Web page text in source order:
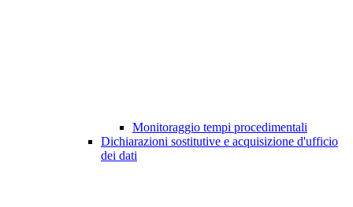
Monitoraggio tempi procedimentali
Dichiarazioni sostitutive e acquisizione d'ufficio
dei dati